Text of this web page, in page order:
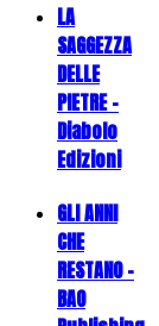
LA
SAGGEZZA
DELLE
PIETRE -
Diabolo
Edizioni
GLI ANNI
CHE
RESTANO -
BAO